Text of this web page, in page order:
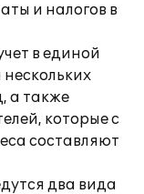
и налогов в
в единой
а также
которые с
составляют
два вида